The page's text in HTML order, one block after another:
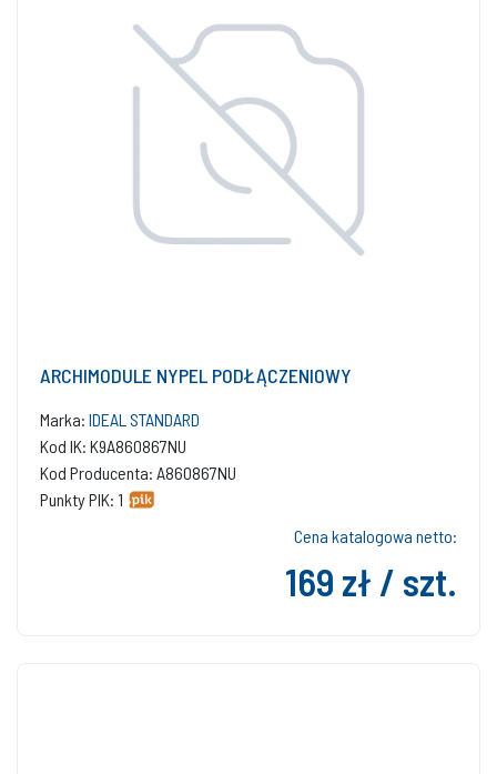
ARCHIMODULE NYPEL PODŁĄCZENIOWY
Marka: IDEAL STANDARD
Kod IK: K9A860867NU
Kod Producenta: A860867NU
Punkty PIK: 1
Cena katalogowa netto:
169 zł / szt.